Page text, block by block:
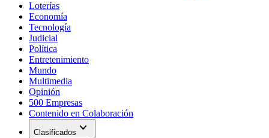
Loterías
Economía
Tecnología
Judicial
Política
Entretenimiento
Mundo
Multimedia
Opinión
500 Empresas
Contenido en Colaboración
Clasificados expand_more